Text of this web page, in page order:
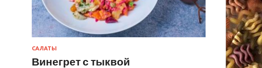
САЛАТЫ
Винегрет с тыквой